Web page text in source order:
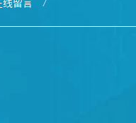
线留言 /